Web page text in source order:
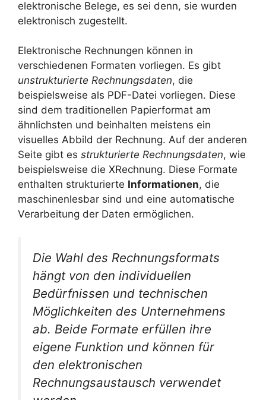
elektronische Belege, es sei denn, sie wurden
elektronisch zugestellt.
Elektronische Rechnungen können in
verschiedenen Formaten vorliegen. Es gibt
unstrukturierte Rechnungsdaten, die
beispielsweise als PDF-Datei vorliegen. Diese
sind dem traditionellen Papierformat am
ähnlichsten und beinhalten meistens ein
visuelles Abbild der Rechnung. Auf der anderen
Seite gibt es strukturierte Rechnungsdaten, wie
beispielsweise die XRechnung. Diese Formate
enthalten strukturierte Informationen, die
maschinenlesbar sind und eine automatische
Verarbeitung der Daten ermöglichen.
Die Wahl des Rechnungsformats
hängt von den individuellen
Bedürfnissen und technischen
Möglichkeiten des Unternehmens
ab. Beide Formate erfüllen ihre
eigene Funktion und können für
den elektronischen
Rechnungsaustausch verwendet